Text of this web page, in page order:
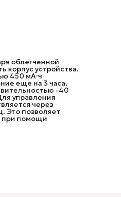
облегченной
корпус устройства.
450 мА·ч
еще на 3 часа.
-40
управления
через
Это позволяет
при помощи